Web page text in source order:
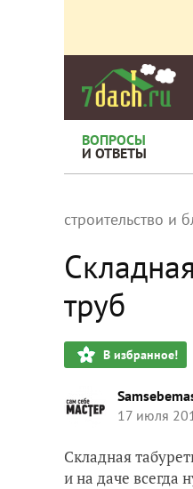
ВОПРОСЫ
И ОТВЕТЫ
строительство и
труб
В избранное!
17 июля
Складная
и на даче всегда